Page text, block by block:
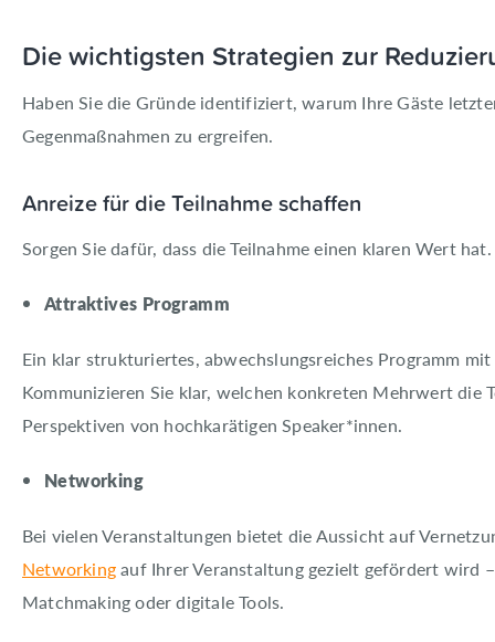
Die wichtigsten Strategien zur
Haben Sie die Gründe identifiziert, warum Ihre Gäste
Gegenmaßnahmen zu ergreifen.
Anreize für die Teilnahme schaffen
Sorgen Sie dafür, dass die Teilnahme einen klaren Wert
Attraktives Programm
Ein klar strukturiertes, abwechslungsreiches Programm
Kommunizieren Sie klar, welchen konkreten Mehrwert die
Perspektiven von hochkarätigen Speaker*innen.
Networking
Bei vielen Veranstaltungen bietet die Aussicht auf
Networkingauf Ihrer Veranstaltung gezielt gefördert wird
Matchmaking oder digitale Tools.